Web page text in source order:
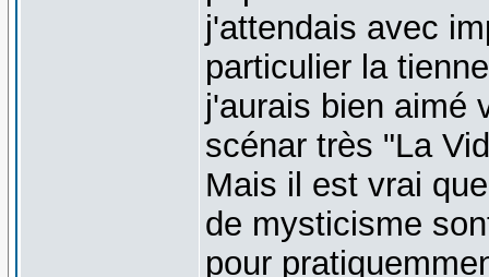
j'attendais avec
particulier la
j'aurais bien aimé
scénar très "La
Mais il est vrai
de mysticisme
pour